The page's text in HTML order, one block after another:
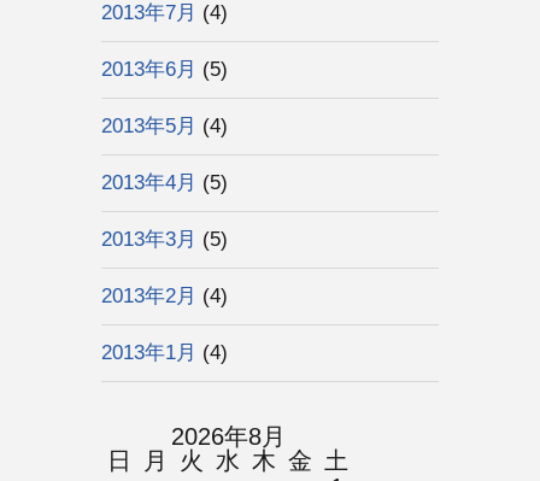
2013年7月 (4)
2013年6月 (5)
2013年5月 (4)
2013年4月 (5)
2013年3月 (5)
2013年2月 (4)
2013年1月 (4)
2026年8月
日
月 火 水 木 金 土